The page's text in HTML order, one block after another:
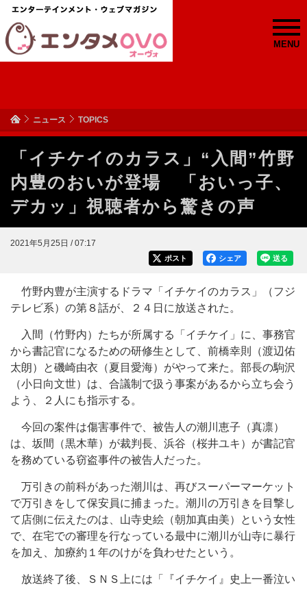
MENU
ニュース TOPICS
「イチケイのカラス」“入間”竹野
内豊のおいが登場 「おいっ子、
デカッ」視聴者から驚きの声
2021年5月25日 / 07:17
送る
シェア
ポスト
竹野内豊が主演するドラマ「イチケイのカラス」（フジ
テレビ系）の第８話が、２４日に放送された。
入間（竹野内）たちが所属する「イチケイ」に、事務官
から書記官になるための研修生として、前橋幸則（渡辺佑
太朗）と磯崎由衣（夏目愛海）がやって来た。部長の駒沢
（小日向文世）は、合議制で扱う事案があるから立ち会う
よう、２人にも指示する。
今回の案件は傷害事件で、被告人の潮川恵子（真凛）
は、坂間（黒木華）が裁判長、浜谷（桜井ユキ）が書記官
を務めている窃盗事件の被告人だった。
万引きの前科があった潮川は、再びスーパーマーケット
で万引きをして保安員に捕まった。潮川の万引きを目撃し
て店側に伝えたのは、山寺史絵（朝加真由美）という女性
で、在宅での審理を行なっている最中に潮川が山寺に暴行
を加え、加療約１年のけがを負わせたという。
放送終了後、ＳＮＳ上には「『イチケイ』史上一番泣い